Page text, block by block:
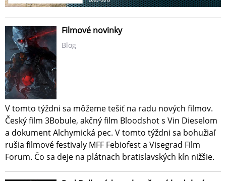
Filmové novinky
Blog
V tomto týždni sa môžeme tešiť na radu nových filmov.
Český film 3Bobule, akčný film Bloodshot s Vin Dieselom
a dokument Alchymická pec. V tomto týždni sa bohužiaľ
rušia filmové festivaly MFF Febiofest a Visegrad Film
Forum. Čo sa deje na plátnach bratislavských kín nižšie.